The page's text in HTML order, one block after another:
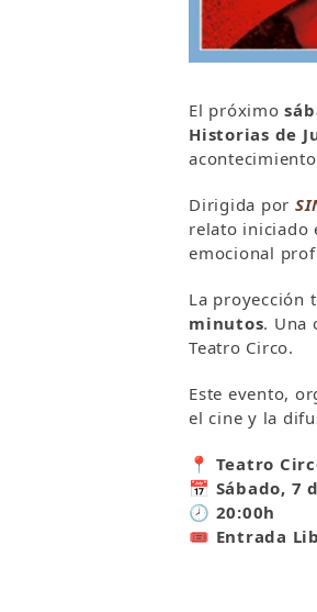
El próximo
Historias de
Dirigida por
relato iniciado
emocional
La proyección
minutos. Una
Teatro Circo.
Este evento,
el cine y la
📍 Teatro
📅 Sábado, 7
🕗 20:00h
🎟️ Entrada